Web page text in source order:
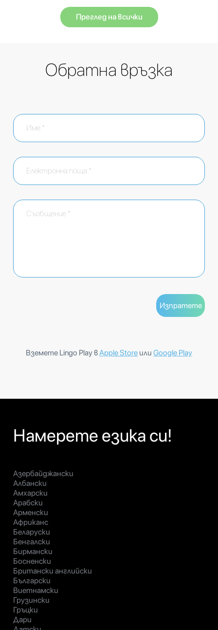
Преглед на всички
Обратна връзка
Вземете Lingo Play вApple Store или Google Play
Намерете езика си!
Азербайджански
Албански
Амхарски
Арабски
Арменски
Африканс
Беларуски
Бенгалски
Бирмански
Босненски
Британски английски
Български
Виетнамски
Грузински
Гръцки
Дари